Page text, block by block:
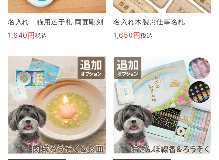
名入れ 猫用迷子札 両面彫刻
1,640
税込
名入れ木製お仕事名札
1,650
税込